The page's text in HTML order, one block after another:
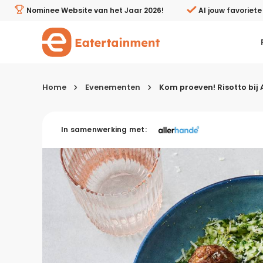
Kom proeven! Risotto bij Albert Heijn Kookstudio
Nominee Website van het Jaar 2026! Al jouw
Kies je menugang
Ontbijt
Lunch & brunch
Tussendoortjes
Voor- & tussengerechten
Home Evenementen Kom proeven! Risotto bij
In samenwerking met: